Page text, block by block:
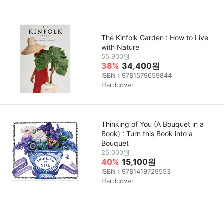
The Kinfolk Garden : How to Live
with Nature
55,900원
38% 34,400원
ISBN : 9781579659844
Hardcover
Thinking of You (A Bouquet in a
Book) : Turn this Book into a
Bouquet
25,000원
40% 15,100원
ISBN : 9781419729553
Hardcover